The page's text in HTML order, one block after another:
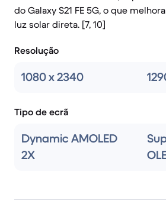
do Galaxy S21 FE 5G, o que
luz solar direta. [7, 10]
Resolução
1080 x 2340
Tipo de ecrã
Dynamic AMOLED
2X